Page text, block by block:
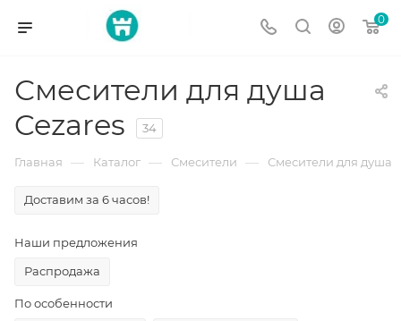
0
Смесители для душа
Cezares
34
Главная — Каталог — Смесители — Смесители для душа
Доставим за 6 часов!
Наши предложения
Распродажа
По особенности